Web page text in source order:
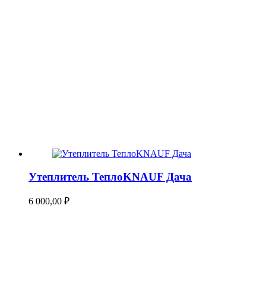
Утеплитель ТеплоKNAUF Дача
6 000,00 ₽